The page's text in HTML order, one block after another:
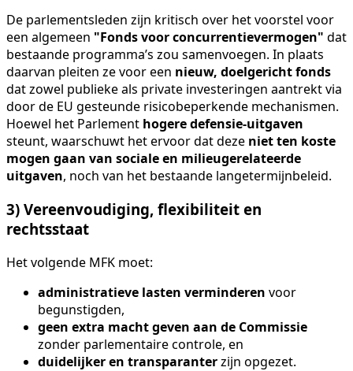
De parlementsleden zijn kritisch over het voorstel voor
een algemeen "Fonds voor concurrentievermogen" dat
bestaande programma’s zou samenvoegen. In plaats
daarvan pleiten ze voor een nieuw, doelgericht fonds
dat zowel publieke als private investeringen aantrekt via
door de EU gesteunde risicobeperkende mechanismen.
Hoewel het Parlement hogere defensie-uitgaven
steunt, waarschuwt het ervoor dat deze niet ten koste
mogen gaan van sociale en milieugerelateerde
uitgaven, noch van het bestaande langetermijnbeleid.
3) Vereenvoudiging, flexibiliteit en
rechtsstaat
Het volgende MFK moet:
administratieve lasten verminderen voor
begunstigden,
geen extra macht geven aan de Commissie
zonder parlementaire controle, en
duidelijker en transparanterzijn opgezet.